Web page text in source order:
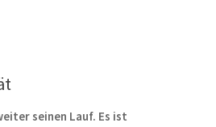
seinen Lauf. Es ist